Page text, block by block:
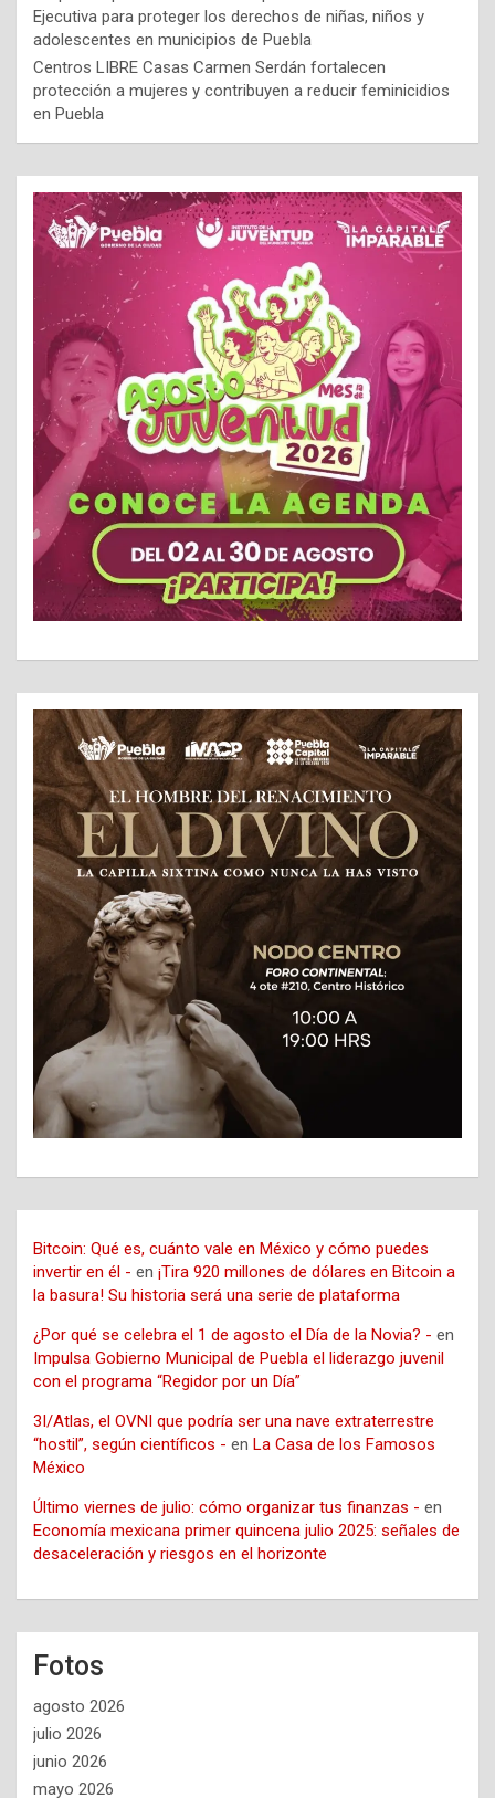
Ejecutiva para proteger los derechos de niñas, niños y
adolescentes en municipios de Puebla
Centros LIBRE Casas Carmen Serdán fortalecen
protección a mujeres y contribuyen a reducir feminicidios
en Puebla
Bitcoin: Qué es, cuánto vale en México y cómo puedes
invertir en él - en ¡Tira 920 millones de dólares en Bitcoin a
la basura! Su historia será una serie de plataforma
¿Por qué se celebra el 1 de agosto el Día de la Novia? - en
Impulsa Gobierno Municipal de Puebla el liderazgo juvenil
con el programa “Regidor por un Día”
3I/Atlas, el OVNI que podría ser una nave extraterrestre
“hostil”, según científicos - en La Casa de los Famosos
México
Último viernes de julio: cómo organizar tus finanzas - en
Economía mexicana primer quincena julio 2025: señales de
desaceleración y riesgos en el horizonte
Fotos
agosto 2026
julio 2026
junio 2026
mayo 2026